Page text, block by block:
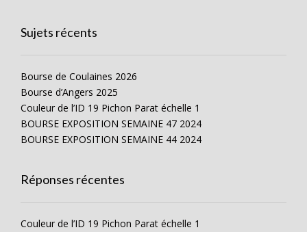
Sujets récents
Bourse de Coulaines 2026
Bourse d’Angers 2025
Couleur de l’ID 19 Pichon Parat échelle 1
BOURSE EXPOSITION SEMAINE 47 2024
BOURSE EXPOSITION SEMAINE 44 2024
Réponses récentes
Couleur de l’ID 19 Pichon Parat échelle 1